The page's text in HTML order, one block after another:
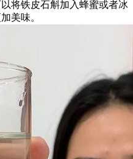
将铁皮石斛加入蜂蜜或者冰
美味。